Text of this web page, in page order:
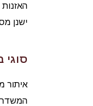
ישנן
סוגי
איתור